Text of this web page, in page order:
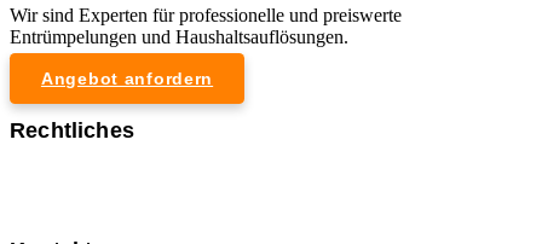
Wir sind Experten für professionelle und preiswerte
Entrümpelungen und Haushaltsauflösungen.
Angebot anfordern
Rechtliches